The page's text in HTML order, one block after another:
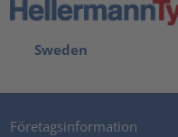
Sweden
Företagsinformation